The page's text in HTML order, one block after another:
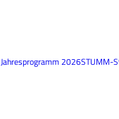
Jahresprogramm 2026STUMM-